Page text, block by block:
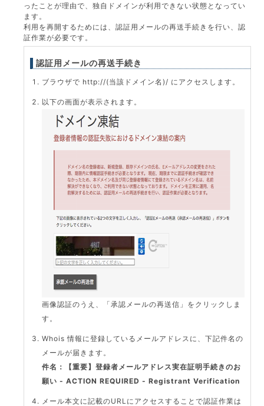
ったことが理由で、独自ドメインが利用できない状態となってい
ます。
利用を再開するためには、認証用メールの再送手続きを行い、認
証作業が必要です。
認証用メールの再送手続き
ブラウザで http://(当該ドメイン名)/ にアクセスします。
以下の画面が表示されます。
画像認証のうえ、「承認メールの再送信」をクリックしま
す。
Whois 情報に登録しているメールアドレスに、下記件名の
メールが届きます。
件名：【重要】登録者メールアドレス実在証明手続きのお
願い - ACTION REQUIRED - Registrant Verification
メール本文に記載のURLにアクセスすることで認証作業は